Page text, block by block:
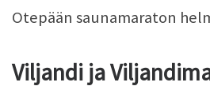
Otepään saunamaraton
Viljandi ja